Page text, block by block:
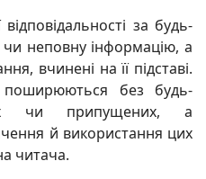
за будь-
чи неповну інформацію, а
вчинені на її підставі.
поширюються без будь-
чи припущених, а
й використання цих
читача.